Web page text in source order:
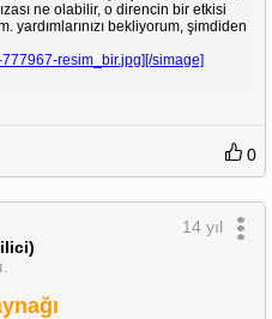
ne olabilir, o direncin bir etkisi
bekliyorum, şimdiden
resim_bir.jpg][/simage]
0
14 yıl